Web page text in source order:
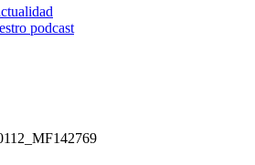
podcast